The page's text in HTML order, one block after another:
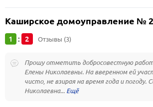
Каширское домоуправление № 2
1 : 2 Отзывы (3)
Прошу отметить добросовестную
Елены Николаевны. На вверенном ей
чисто, не взирая на время года и погоду.
Николаевна...